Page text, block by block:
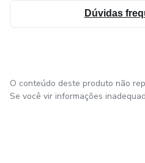
Dúvidas
O conteúdo deste produto não
Se você vir informações